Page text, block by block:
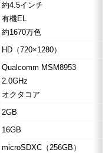
約4.5インチ
有機EL
約1670万色
HD（720×1280）
Qualcomm MSM8953
2.0GHz
オクタコア
2GB
16GB
microSDXC（256GB）